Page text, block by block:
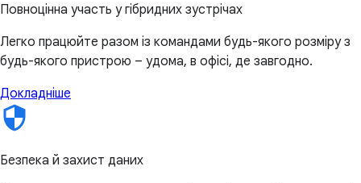
Повноцінна участь у гібридних зустрічах
Легко працюйте разом із командами будь-якого розміру з
будь-якого пристрою – удома, в офісі, де завгодно.
Докладніше
Безпека й захист даних